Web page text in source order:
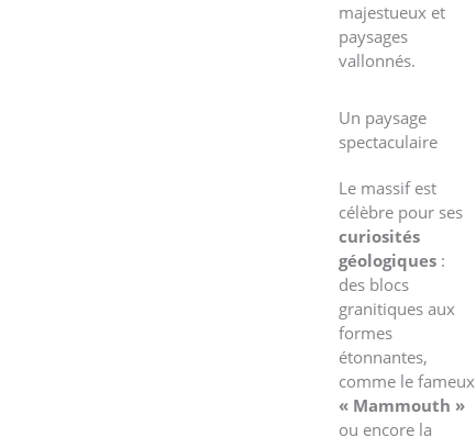
majestueux et
paysages
vallonnés.
Un paysage
spectaculaire
Le massif est
célèbre pour ses
curiosités
géologiques :
des blocs
granitiques aux
formes
étonnantes,
comme le fameux
« Mammouth »
ou encore la